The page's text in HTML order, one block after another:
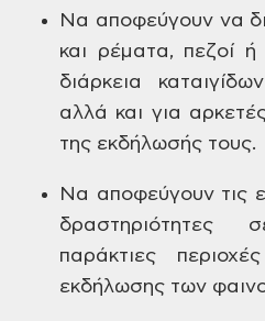
Να αποφεύγουν να
και ρέματα, πεζοί
διάρκεια
αλλά και για
της εκδήλωσής τους.
Να αποφεύγουν τις
δραστηριότητες
παράκτιες
εκδήλωσης των